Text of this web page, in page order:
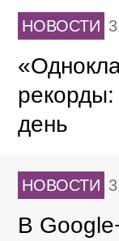
НОВОСТИ
день
НОВОСТИ
В